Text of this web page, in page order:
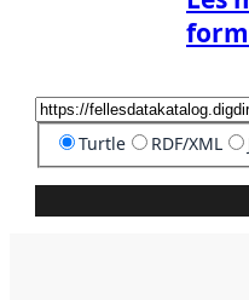
Turtle RDF/XML